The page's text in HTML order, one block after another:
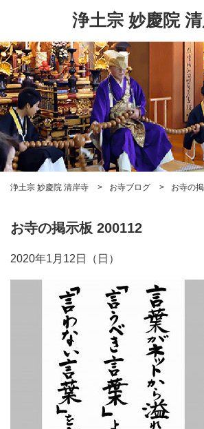
浄土宗 妙慶院
浄土宗 妙慶院 清岸寺 お寺ブログ お寺の
お寺の掲示板 200112
2020年1月12日（日）